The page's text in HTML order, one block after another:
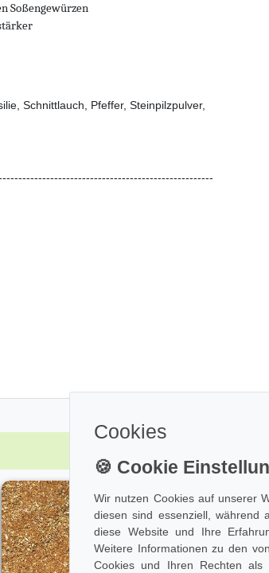
Soßengewürzen
Schnittlauch, Pfeffer, Steinpilzpulver,
Cookies
Wir nutzen Cookies auf unserer
diesen sind essenziell, während
diese Website und Ihre
Weitere Informationen zu den
Cookies und Ihren Rechten als